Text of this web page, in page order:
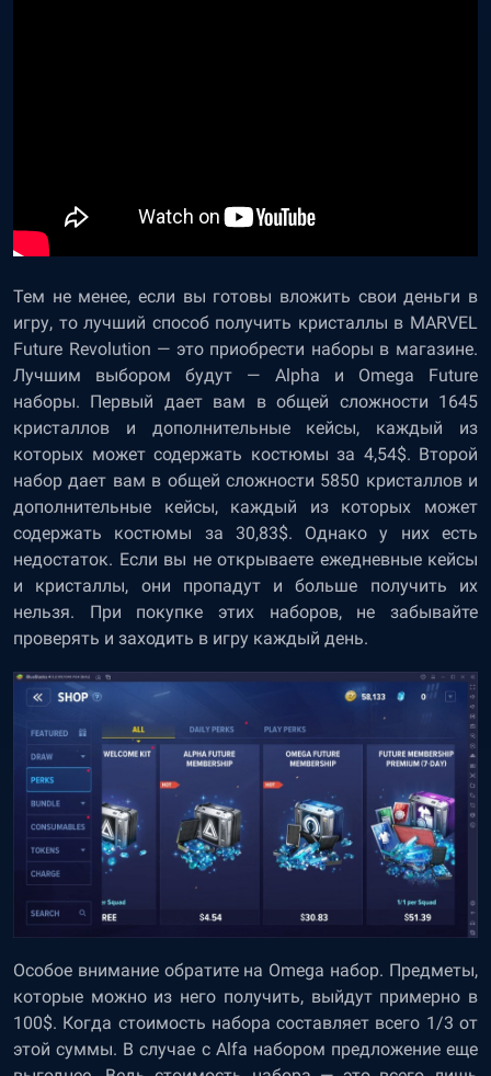
Тем не менее, если вы готовы вложить свои деньги в
игру, то лучший способ получить кристаллы в MARVEL
Future Revolution — это приобрести наборы в магазине.
Лучшим выбором будут — Alpha и Omega Future
наборы. Первый дает вам в общей сложности 1645
кристаллов и дополнительные кейсы, каждый из
которых может содержать костюмы за 4,54$. Второй
набор дает вам в общей сложности 5850 кристаллов и
дополнительные кейсы, каждый из которых может
содержать костюмы за 30,83$. Однако у них есть
недостаток. Если вы не открываете ежедневные кейсы
и кристаллы, они пропадут и больше получить их
нельзя. При покупке этих наборов, не забывайте
проверять и заходить в игру каждый день.
Особое внимание обратите на Omega набор. Предметы,
которые можно из него получить, выйдут примерно в
100$. Когда стоимость набора составляет всего 1/3 от
этой суммы. В случае с Alfa набором предложение еще